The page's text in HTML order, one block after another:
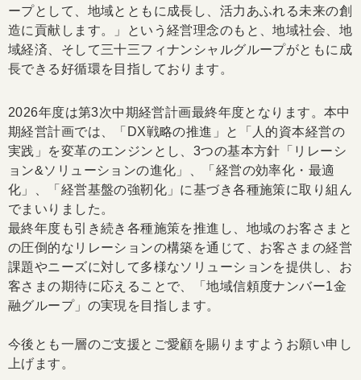
ープとして、地域とともに成長し、活力あふれる未来の創
造に貢献します。」という経営理念のもと、地域社会、地
域経済、そして三十三フィナンシャルグループがともに成
長できる好循環を目指しております。
2026年度は第3次中期経営計画最終年度となります。本中
期経営計画では、「 DX戦略の推進」と「人的資本経営の
実践」を変革のエンジンとし、 3つの基本方針「リレーシ
ョン&ソリューションの進化」、「経営の効率化・最適
化」、「経営基盤の強靭化」に基づき各種施策に取り組ん
でまいりました。
最終年度も引き続き各種施策を推進し、地域のお客さまと
の圧倒的なリレーションの構築を通じて、お客さまの経営
課題やニーズに対して多様なソリューションを提供し、お
客さまの期待に応えることで、「地域信頼度ナンバー1金
融グループ」の実現を目指します。
今後とも一層のご支援とご愛顧を賜りますようお願い申し
上げます。